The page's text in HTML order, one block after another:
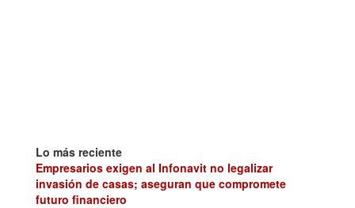
Lo más reciente
Empresarios exigen al Infonavit no legalizar
invasión de casas; aseguran que compromete
futuro financiero